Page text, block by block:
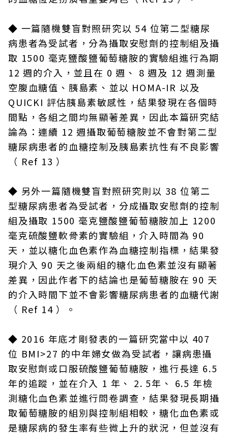
◆ 一篇隨機雙盲對照研究以 54 位第二型糖尿
病患者為受試者，分為攝取安慰劑的控制組及攝
取 1500 毫克鹽酸鹽葡萄糖胺的實驗組進行為期
12 週的介入，並且在 0 週、 8 週及 12 週測量
空腹血糖值、胰島素、並以 HOMA-IR 以及
QUICKI 評估胰島素敏感性，結果發現在各個時
間點，各組之間均無顯著差異，因此本篇研究結
論為：連續 12 週攝取葡萄糖胺並不會對第二型
糖尿病患者的血糖控制及胰島素抗性有不良影響
（ Ref 13 ）
◆ 另外一篇隨機雙盲對照研究則以 38 位第二
型糖尿病患者為受試者，分成攝取安慰劑的控制
組及攝取 1500 毫克鹽酸鹽葡萄糖胺加上 1200
毫克硫酸鹽軟骨素的實驗組，介入時間為 90
天，並以糖化血色素作為血糖控制指標，結果發
現介入 90 天之後兩組的糖化血色素並沒有顯著
差異，因此作者下的結論也是葡萄糖胺在 90 天
的介入時間下並不會影響糖尿病患者的血糖代謝
（ Ref 14 ）。
◆ 2016 年底才剛發表的一篇研究當中以 407
位 BMI>27 的中年婦女做為受試者，讓病患攝
取安慰劑或口服硫酸鹽葡萄糖胺，進行長達 6.5
年的追蹤，並在介入 1 年、 2. 5年、 6.5 年檢
測糖化血色素並進行問卷調查，結果發現長期攝
取葡萄糖胺的組別與控制組相較，糖化血色素或
是糖尿病的發生率有些微上升的狀況，但並沒有